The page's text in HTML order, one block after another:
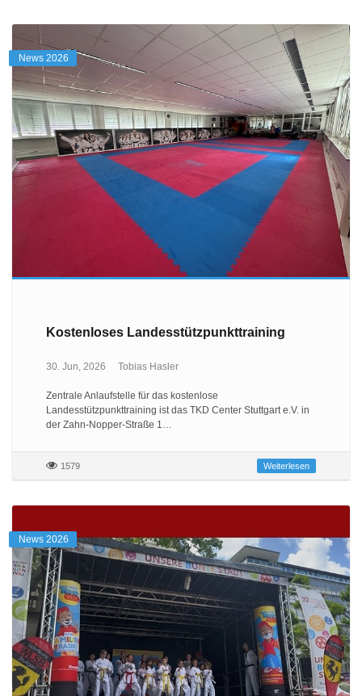
News 2026
Kostenloses Landesstützpunkttraining
30. Jun, 2026 Tobias Hasler
Zentrale Anlaufstelle für das kostenlose
Landesstützpunkttraining ist das TKD Center Stuttgart e.V. in
der Zahn-Nopper-Straße 1…
1579 Weiterlesen
News 2026